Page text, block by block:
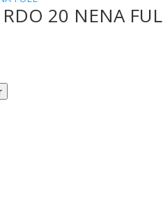
20 NENA